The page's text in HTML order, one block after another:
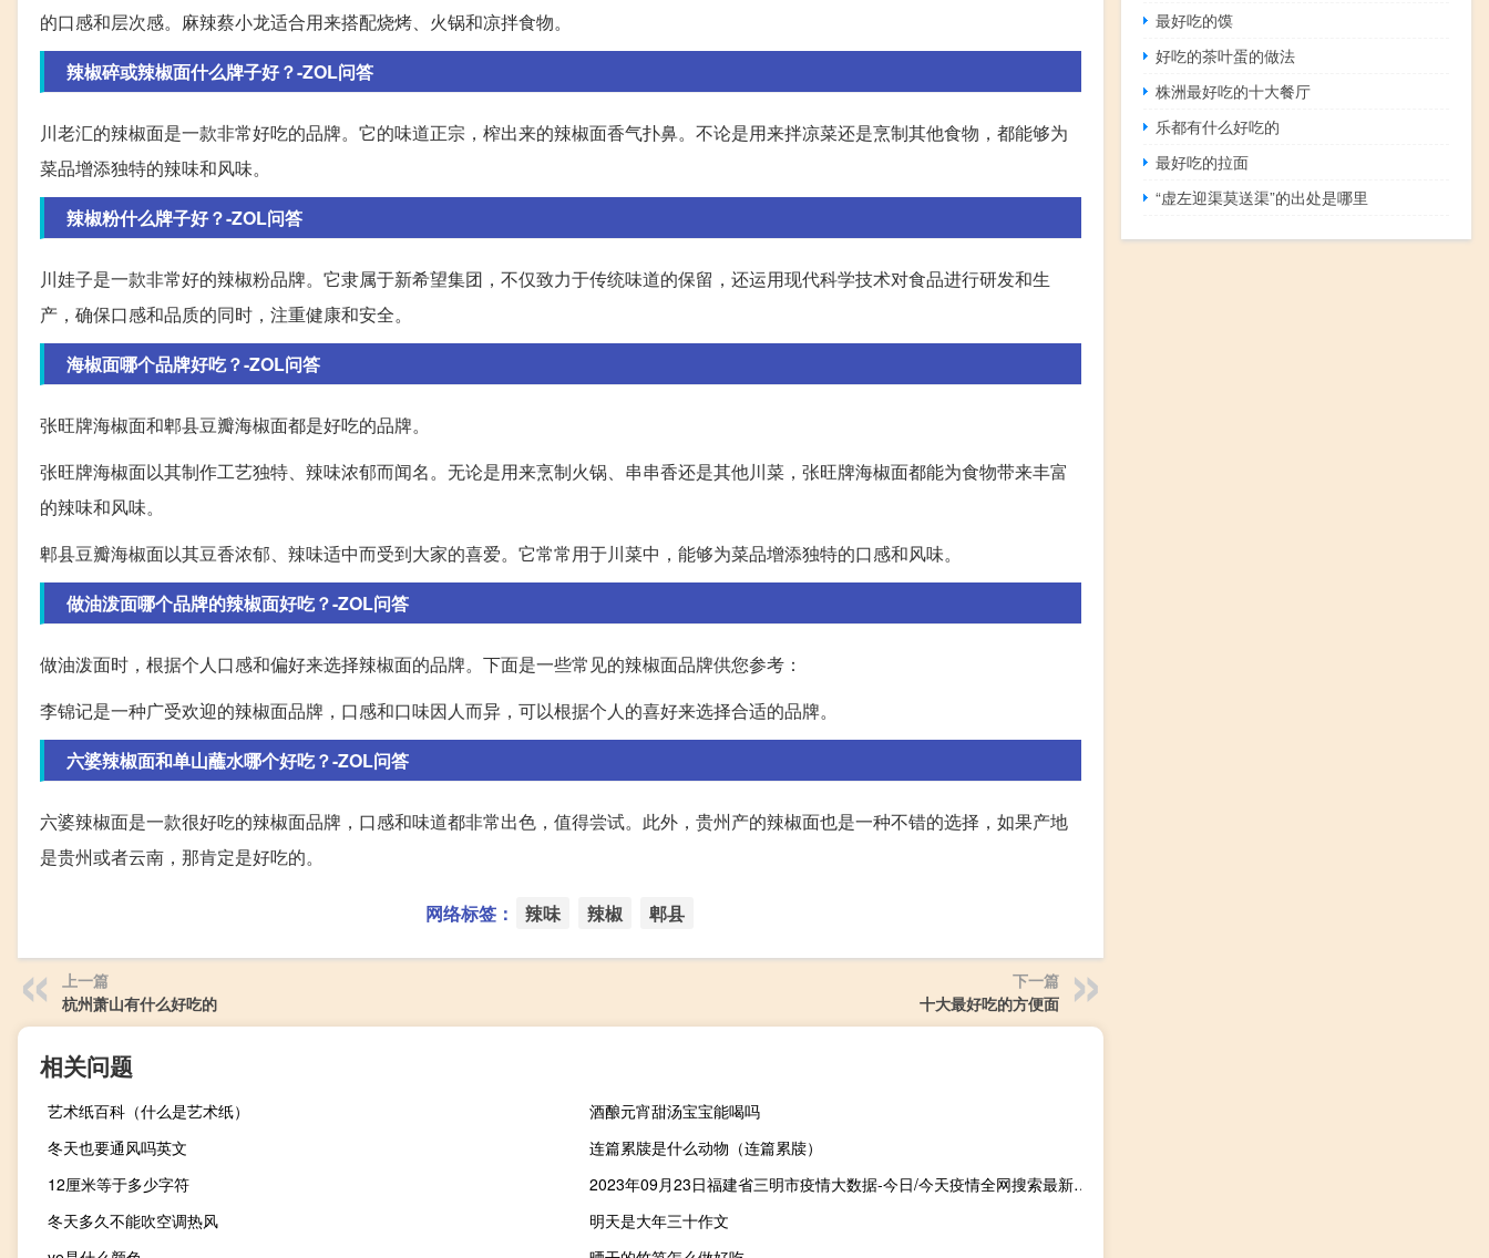
的口感和层次感。麻辣蔡小龙适合用来搭配烧烤、火锅和凉拌食物。
辣椒碎或辣椒面什么牌子好？-ZOL问答
川老汇的辣椒面是一款非常好吃的品牌。它的味道正宗，榨出来的辣椒面香气扑鼻。不论是用来拌凉菜还是烹制其他食物，都能够为
菜品增添独特的辣味和风味。
辣椒粉什么牌子好？-ZOL问答
川娃子是一款非常好的辣椒粉品牌。它隶属于新希望集团，不仅致力于传统味道的保留，还运用现代科学技术对食品进行研发和生
产，确保口感和品质的同时，注重健康和安全。
海椒面哪个品牌好吃？-ZOL问答
张旺牌海椒面和郫县豆瓣海椒面都是好吃的品牌。
张旺牌海椒面以其制作工艺独特、辣味浓郁而闻名。无论是用来烹制火锅、串串香还是其他川菜，张旺牌海椒面都能为食物带来丰富
的辣味和风味。
郫县豆瓣海椒面以其豆香浓郁、辣味适中而受到大家的喜爱。它常常用于川菜中，能够为菜品增添独特的口感和风味。
做油泼面哪个品牌的辣椒面好吃？-ZOL问答
做油泼面时，根据个人口感和偏好来选择辣椒面的品牌。下面是一些常见的辣椒面品牌供您参考：
李锦记是一种广受欢迎的辣椒面品牌，口感和口味因人而异，可以根据个人的喜好来选择合适的品牌。
六婆辣椒面和单山蘸水哪个好吃？-ZOL问答
六婆辣椒面是一款很好吃的辣椒面品牌，口感和味道都非常出色，值得尝试。此外，贵州产的辣椒面也是一种不错的选择，如果产地
是贵州或者云南，那肯定是好吃的。
网络标签： 辣味 辣椒 郫县
上一篇
杭州萧山有什么好吃的
下一篇
十大最好吃的方便面
相关问题
艺术纸百科（什么是艺术纸）
酒酿元宵甜汤宝宝能喝吗
冬天也要通风吗英文
连篇累牍是什么动物（连篇累牍）
12厘米等于多少字符
2023年09月23日福建省三明市疫情大数据-今日/今天疫情全网搜索最新实时消息动态情况通知播报
冬天多久不能吹空调热风
明天是大年三十作文
最好吃的馍
好吃的茶叶蛋的做法
株洲最好吃的十大餐厅
乐都有什么好吃的
最好吃的拉面
“虚左迎渠莫送渠”的出处是哪里